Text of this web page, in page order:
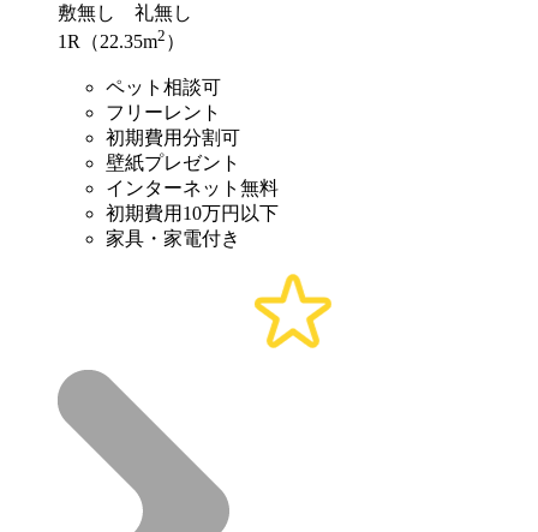
敷無し 礼無し
1R（22.35m2 ）
ペット相談可
フリーレント
初期費用分割可
壁紙プレゼント
インターネット無料
初期費用10万円以下
家具・家電付き